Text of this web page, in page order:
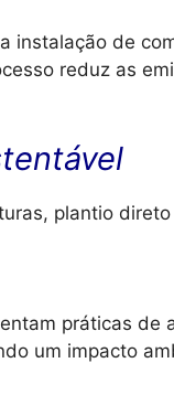
instalação de
reduz as
plantio
práticas
um impacto